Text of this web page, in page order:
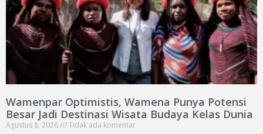
Wamenpar Optimistis, Wamena Punya Potensi
Besar Jadi Destinasi Wisata Budaya Kelas Dunia
Agustus 8, 2026
Tidak ada komentar